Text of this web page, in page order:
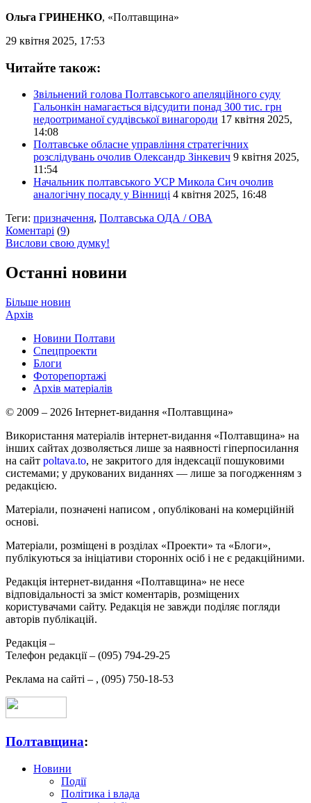
Ольга ГРИНЕНКО, «Полтавщина»
29 квітня 2025, 17:53
Читайте також:
Звільнений голова Полтавського апеляційного суду
Гальонкін намагається відсудити понад 300 тис. грн
недоотриманої суддівської винагороди 17 квітня 2025,
14:08
Полтавське обласне управління стратегічних
розслідувань очолив Олександр Зінкевич 9 квітня 2025,
11:54
Начальник полтавського УСР Микола Сич очолив
аналогічну посаду у Вінниці 4 квітня 2025, 16:48
Теги: призначення, Полтавська ОДА / ОВА
Коментарі (9)
Вислови свою думку!
Останні новини
Більше новин
Архів
Новини Полтави
Спецпроекти
Блоги
Фоторепортажі
Архів матеріалів
© 2009 – 2026 Інтернет-видання «Полтавщина»
Використання матеріалів інтернет-видання «Полтавщина» на
інших сайтах дозволяється лише за наявності гіперпосилання
на сайт poltava.to, не закритого для індексації пошуковими
системами; у друкованих виданнях — лише за погодженням з
редакцією.
Матеріали, позначені написом , опубліковані на комерційній
основі.
Матеріали, розміщені в розділах «Проекти» та «Блоги»,
публікуються за ініціативи сторонніх осіб і не є редакційними.
Редакція інтернет-видання «Полтавщина» не несе
відповідальності за зміст коментарів, розміщених
користувачами сайту. Редакція не завжди поділяє погляди
авторів публікацій.
Редакція –
Телефон редакції – (095) 794-29-25
Реклама на сайті – , (095) 750-18-53
Полтавщина:
Новини
Події
Політика і влада